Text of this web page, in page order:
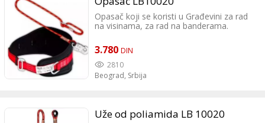
Opasač koji se koristi u Građevini za rad
na visinama, za rad na banderama.
3.780 DIN
2810
Beograd, Srbija
Uže od poliamida LB 10020